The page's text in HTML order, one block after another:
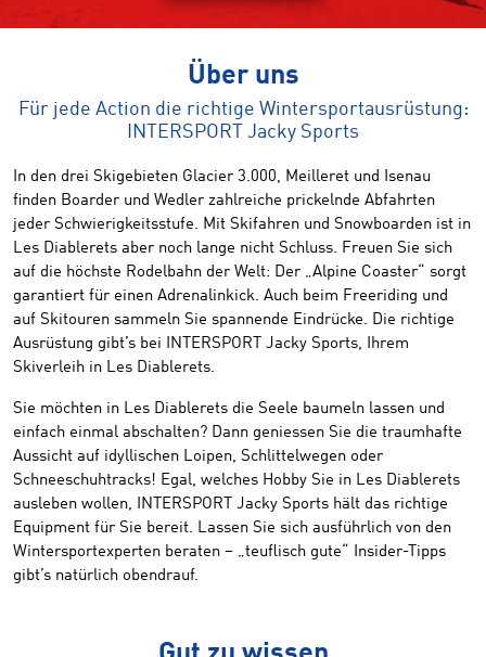
Über uns
Für jede Action die richtige Wintersportausrüstung:
INTERSPORT Jacky Sports
In den drei Skigebieten Glacier 3.000, Meilleret und Isenau
finden Boarder und Wedler zahlreiche prickelnde Abfahrten
jeder Schwierigkeitsstufe. Mit Skifahren und Snowboarden ist in
Les Diablerets aber noch lange nicht Schluss. Freuen Sie sich
auf die höchste Rodelbahn der Welt: Der „Alpine Coaster“ sorgt
garantiert für einen Adrenalinkick. Auch beim Freeriding und
auf Skitouren sammeln Sie spannende Eindrücke. Die richtige
Ausrüstung gibt’s bei INTERSPORT Jacky Sports, Ihrem
Skiverleih in Les Diablerets.
Sie möchten in Les Diablerets die Seele baumeln lassen und
einfach einmal abschalten? Dann geniessen Sie die traumhafte
Aussicht auf idyllischen Loipen, Schlittelwegen oder
Schneeschuhtracks! Egal, welches Hobby Sie in Les Diablerets
ausleben wollen, INTERSPORT Jacky Sports hält das richtige
Equipment für Sie bereit. Lassen Sie sich ausführlich von den
Wintersportexperten beraten – „teuflisch gute“ Insider-Tipps
gibt’s natürlich obendrauf.